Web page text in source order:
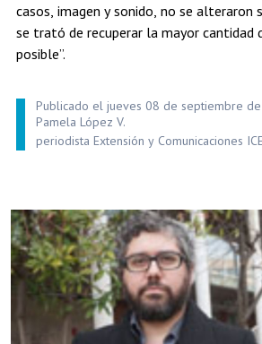
casos, imagen y sonido, no se alteraron
se trató de recuperar la mayor cantidad
posible”.
Publicado el jueves 08 de septiembre
Pamela López V.
periodista Extensión y Comunicaciones